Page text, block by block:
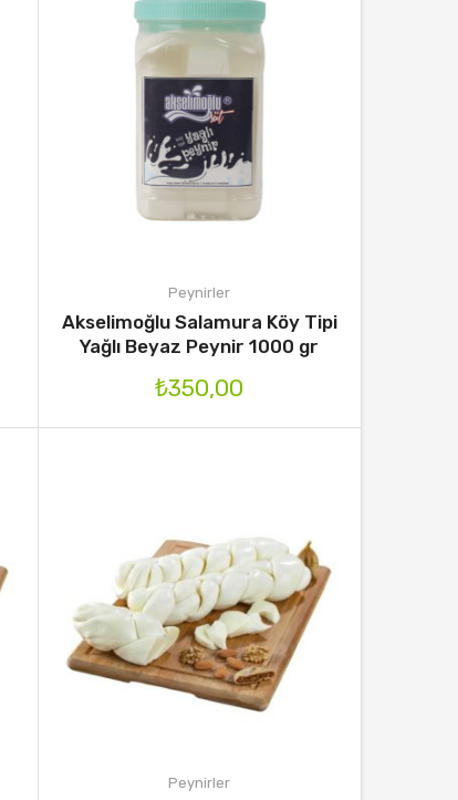
Peynirler
Akselimoğlu Salamura Köy Tipi
Yağlı Beyaz Peynir 1000 gr
₺350,00
Peynirler